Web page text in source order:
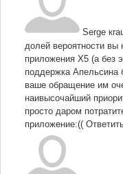
Serge
долей вероятности вы
приложения Х5 (а без
поддержка Апельсина
ваше обращение им
наивысочайший
просто даром
приложение:((